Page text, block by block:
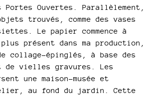
Ouvertes. Parallèlement,
trouvés, comme des vases
Le papier commence à
présent dans ma production,
collage-épinglés, à base des
de vielles gravures. Les
une maison-musée et
au fond du jardin. Cette